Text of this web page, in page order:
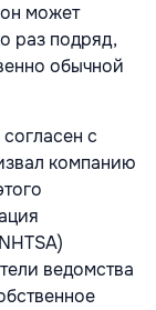
может
раз подряд,
обычной
с
компанию
ведомства